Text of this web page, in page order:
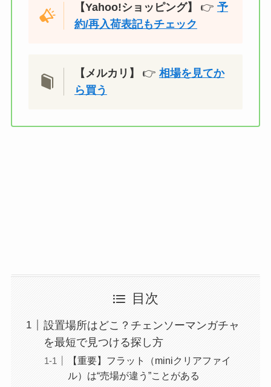
【Yahoo!ショッピング】 👉 予
約/再入荷表記もチェック
【メルカリ】 👉 相場を見てか
ら買う
目次
設置場所はどこ？チェンソーマンガチャ
を最短で見つける探し方
【重要】フラット（miniクリアファイ
ル）は“売場が違う”ことがある